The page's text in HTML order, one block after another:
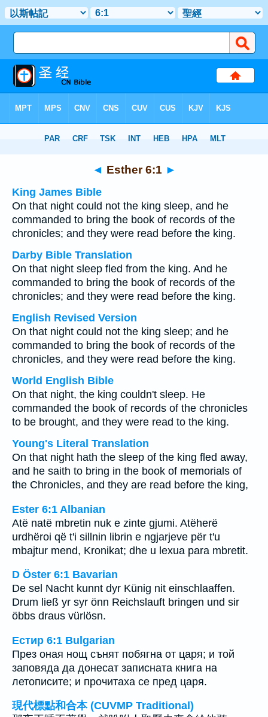
> Esther 6:1
◄ Esther 6:1 ►
King James Bible
On that night could not the king sleep, and he
commanded to bring the book of records of the
chronicles; and they were read before the king.
Darby Bible Translation
On that night sleep fled from the king. And he
commanded to bring the book of records of the
chronicles; and they were read before the king.
English Revised Version
On that night could not the king sleep; and he
commanded to bring the book of records of the
chronicles, and they were read before the king.
World English Bible
On that night, the king couldn't sleep. He
commanded the book of records of the chronicles
to be brought, and they were read to the king.
Young's Literal Translation
On that night hath the sleep of the king fled away,
and he saith to bring in the book of memorials of
the Chronicles, and they are read before the king,
Ester 6:1 Albanian
Atë natë mbretin nuk e zinte gjumi. Atëherë
urdhëroi që t'i sillnin librin e ngjarjeve për t'u
mbajtur mend, Kronikat; dhe u lexua para mbretit.
D Öster 6:1 Bavarian
De sel Nacht kunnt dyr Künig nit einschlaaffen.
Drum ließ yr syr önn Reichslauft bringen und sir
öbbs draus vürlösn.
Естир 6:1 Bulgarian
През оная нощ сънят побягна от царя; и той
заповяда да донесат записната книга на
летописите; и прочитаха се пред царя.
現代標點和合本 (CUVMP Traditional)